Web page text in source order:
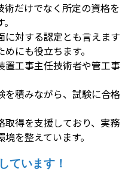
だけでなく所定の資格を
に対する認定とも言えます
にも役立ちます。
置工事主任技術者や管工事
を積みながら、試験に合格
取得を支援しており、実務
を整えています。
ています！